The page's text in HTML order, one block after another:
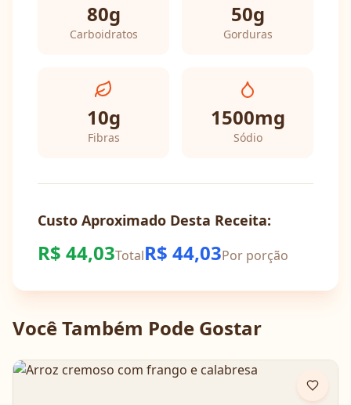
80g
Carboidratos
50g
Gorduras
10g
Fibras
1500mg
Sódio
Custo Aproximado Desta Receita:
R$ 44,03TotalR$ 44,03Por porção
Você Também Pode Gostar